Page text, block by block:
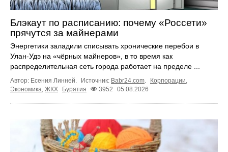
Блэкаут по расписанию: почему «Россети»
прячутся за майнерами
Энергетики заладили списывать хронические перебои в
Улан-Удэ на «чёрных майнеров», в то время как
распределительная сеть города работает на пределе ...
Автор: Есения Линней. Источник: Babr24.com Корпорации
Экономика ЖКХ Бурятия 3952 05.08.2026